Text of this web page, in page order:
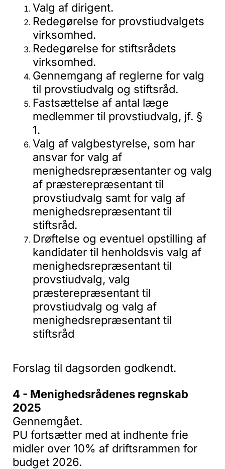
Valg af dirigent.
Redegørelse for provstiudvalgets
virksomhed.
Redegørelse for stiftsrådets
virksomhed.
Gennemgang af reglerne for valg
til provstiudvalg og stiftsråd.
Fastsættelse af antal læge
medlemmer til provstiudvalg, jf. §
1.
Valg af valgbestyrelse, som har
ansvar for valg af
menighedsrepræsentanter og valg
af præsterepræsentant til
provstiudvalg samt for valg af
menighedsrepræsentant til
stiftsråd.
Drøftelse og eventuel opstilling af
kandidater til henholdsvis valg af
menighedsrepræsentant til
provstiudvalg, valg
præsterepræsentant til
provstiudvalg og valg af
menighedsrepræsentant til
stiftsråd
Forslag til dagsorden godkendt.
4 - Menighedsrådenes regnskab
2025
Gennemgået.
PU fortsætter med at indhente frie
midler over 10% af driftsrammen for
budget 2026.